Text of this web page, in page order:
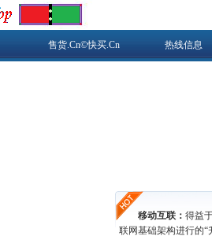
售货.Cn©快买.Cn 热线信息
移动互联： 得益
联网基础架构进行的